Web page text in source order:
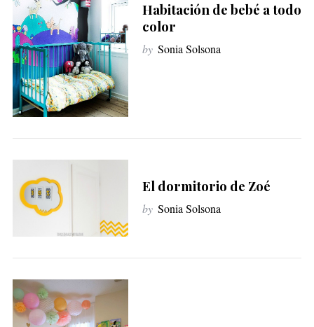
Habitación de bebé a todo
color
by Sonia Solsona
El dormitorio de Zoé
by Sonia Solsona